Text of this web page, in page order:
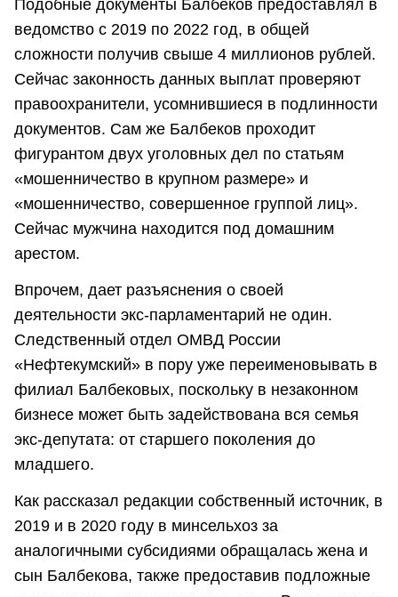
Подобные документы Балбеков предоставлял в
ведомство с 2019 по 2022 год, в общей
сложности получив свыше 4 миллионов рублей.
Сейчас законность данных выплат проверяют
правоохранители, усомнившиеся в подлинности
документов. Сам же Балбеков проходит
фигурантом двух уголовных дел по статьям
«мошенничество в крупном размере» и
«мошенничество, совершенное группой лиц».
Сейчас мужчина находится под домашним
арестом.
Впрочем, дает разъяснения о своей
деятельности экс-парламентарий не один.
Следственный отдел ОМВД России
«Нефтекумский» в пору уже переименовывать в
филиал Балбековых, поскольку в незаконном
бизнесе может быть задействована вся семья
экс-депутата: от старшего поколения до
младшего.
Как рассказал редакции собственный источник, в
2019 и в 2020 году в минсельхоз за
аналогичными субсидиями обращалась жена и
сын Балбекова, также предоставив подложные